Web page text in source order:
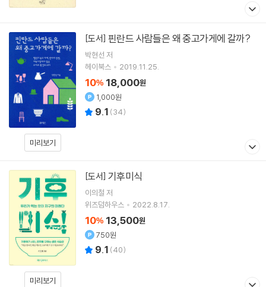
미리보기
[도서] 핀란드 사람들은 왜 중고가게에 갈까?
박현선 저
헤이북스
2019.11.25.
10% 18,000원
1,000원
9.1 (34)
미리보기
[도서] 기후미식
이의철 저
위즈덤하우스
2022.8.17.
10% 13,500원
750원
9.1 (40)